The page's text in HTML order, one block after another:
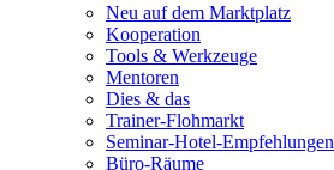
Neu auf dem Marktplatz
Kooperation
Tools & Werkzeuge
Mentoren
Dies & das
Trainer-Flohmarkt
Seminar-Hotel-Empfehlungen
Büro-Räume